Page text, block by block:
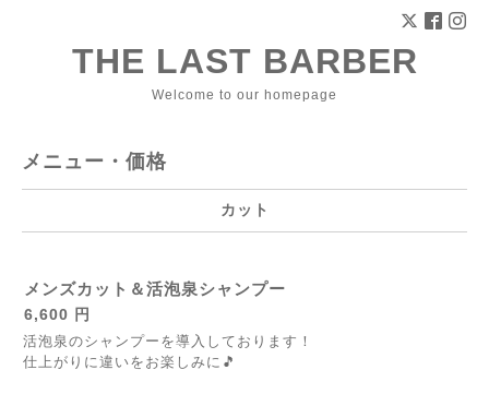
THE LAST BARBER
Welcome to our homepage
メニュー・価格
カット
メンズカット＆活泡泉シャンプー
6,600 円
活泡泉のシャンプーを導入しております！
仕上がりに違いをお楽しみに🎵